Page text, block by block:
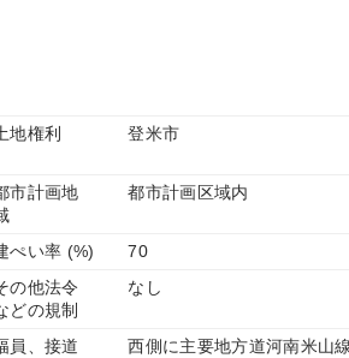
地権利 登米市
市計画地
都市計画区域内
ぺい率 (%)
70
の他法令
どの規制
なし
員、接道
西側に主要地方道河南米山線